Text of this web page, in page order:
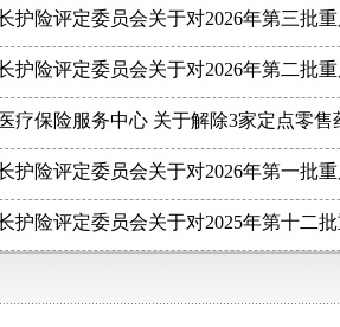
护险评定委员会关于对2026年第三批
护险评定委员会关于对2026年第二批
疗保险服务中心 关于解除3家定点零
护险评定委员会关于对2026年第一批
护险评定委员会关于对2025年第十二